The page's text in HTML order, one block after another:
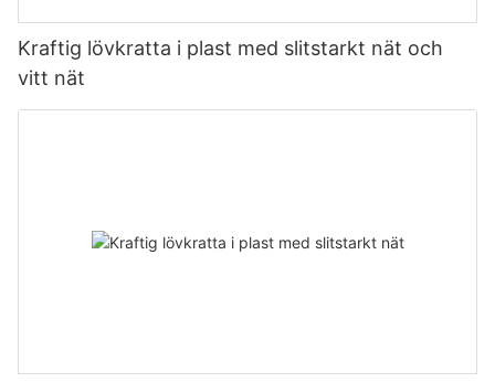
Kraftig lövkratta i plast med slitstarkt nät och
vitt nät